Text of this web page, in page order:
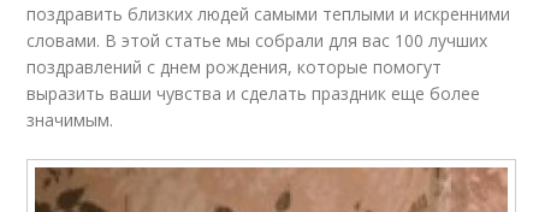
поздравить близких людей самыми теплыми и искренними
словами. В этой статье мы собрали для вас 100 лучших
поздравлений с днем рождения, которые помогут
выразить ваши чувства и сделать праздник еще более
значимым.